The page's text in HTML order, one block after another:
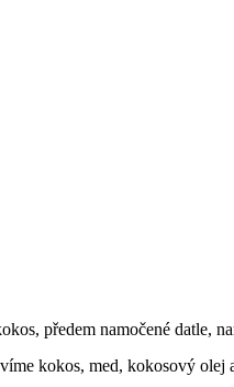
předem namočené datle,
kokos, med, kokosový olej